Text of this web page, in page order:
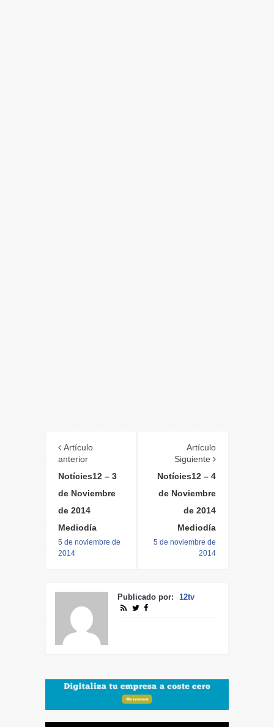
Artículo
anterior
Notícies12 – 3
de Noviembre
de 2014
Mediodía
5 de noviembre de
2014
Artículo
Siguiente
Notícies12 – 4
de Noviembre
de 2014
Mediodía
5 de noviembre de
2014
Publicado por: 12tv